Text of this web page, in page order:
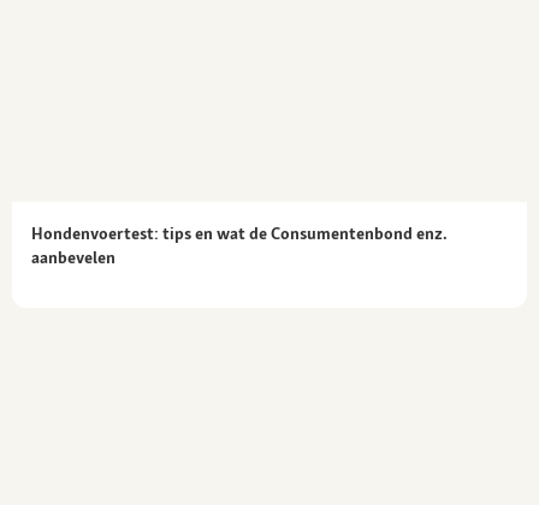
Hondenvoertest: tips en wat de Consumentenbond enz.
aanbevelen